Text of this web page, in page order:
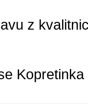
z
Kopretinka